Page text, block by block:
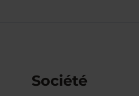
Société